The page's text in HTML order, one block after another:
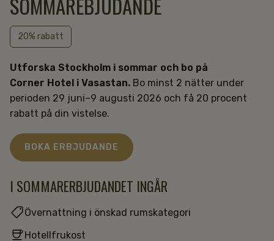
20% rabatt
Utforska Stockholm i sommar och bo på
Corner Hotel i Vasastan. Bo minst 2 nätter under
perioden 29 juni–9 augusti 2026 och få 20 procent
rabatt på din vistelse.
BOKA ERBJUDANDE
I SOMMARERBJUDANDET INGÅR
Övernattning i önskad rumskategori
Hotellfrukost